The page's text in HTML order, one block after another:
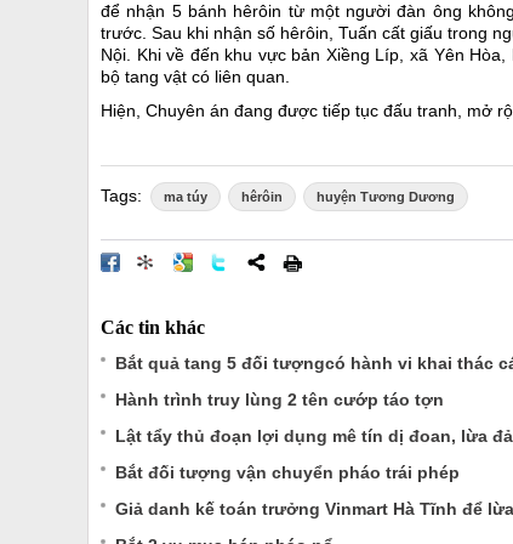
để nhận 5 bánh hêrôin từ một người đàn ông
trước. Sau khi nhận số hêrôin, Tuấn cất giấu trong
Nội. Khi về đến khu vực bản Xiềng Líp, xã Yên
bộ tang vật có liên quan.
Hiện, Chuyên án đang được tiếp tục đấu tranh, mở
Tags: ma túy hêrôin huyện Tương Dương
Các tin khác
Bắt quả tang 5 đối tượngcó hành vi khai thác
Hành trình truy lùng 2 tên cướp táo tợn
Lật tẩy thủ đoạn lợi dụng mê tín dị đoan, lừa
Bắt đối tượng vận chuyển pháo trái phép
Giả danh kế toán trưởng Vinmart Hà Tĩnh để